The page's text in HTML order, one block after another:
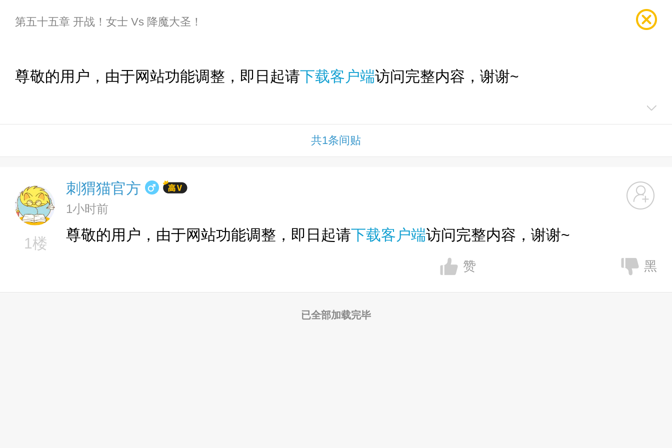
第五十五章 开战！女士 Vs 降魔大圣！
尊敬的用户，由于网站功能调整，即日起请下载客户端访问完整内容，谢谢~
共1条间贴
1楼
刺猬猫官方
1小时前
尊敬的用户，由于网站功能调整，即日起请下载客户端访问完整内容，谢谢~
赞 黑
已全部加载完毕